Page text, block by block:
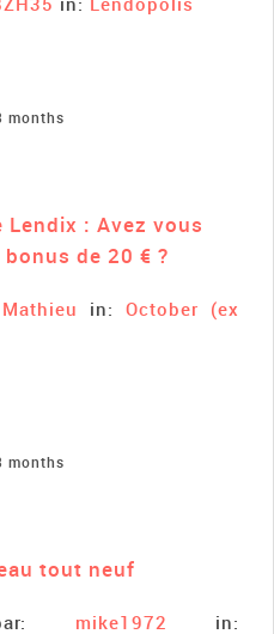
months
Lendix : Avez vous
de 20 € ?
Mathieu in: October (ex
months
tout neuf
par: mike1972 in: